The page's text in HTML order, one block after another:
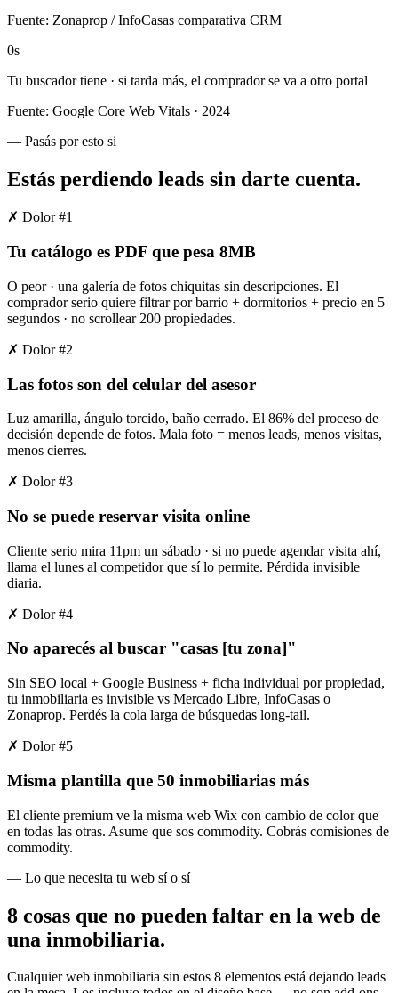
Fuente: Zonaprop / InfoCasas comparativa CRM
0s
Tu buscador tiene · si tarda más, el comprador se va a otro portal
Fuente: Google Core Web Vitals · 2024
— Pasás por esto si
Estás perdiendo leads sin darte cuenta.
✗ Dolor #1
Tu catálogo es PDF que pesa 8MB
O peor · una galería de fotos chiquitas sin descripciones. El
comprador serio quiere filtrar por barrio + dormitorios + precio en 5
segundos · no scrollear 200 propiedades.
✗ Dolor #2
Las fotos son del celular del asesor
Luz amarilla, ángulo torcido, baño cerrado. El 86% del proceso de
decisión depende de fotos. Mala foto = menos leads, menos visitas,
menos cierres.
✗ Dolor #3
No se puede reservar visita online
Cliente serio mira 11pm un sábado · si no puede agendar visita ahí,
llama el lunes al competidor que sí lo permite. Pérdida invisible
diaria.
✗ Dolor #4
No aparecés al buscar "casas [tu zona]"
Sin SEO local + Google Business + ficha individual por propiedad,
tu inmobiliaria es invisible vs Mercado Libre, InfoCasas o
Zonaprop. Perdés la cola larga de búsquedas long-tail.
✗ Dolor #5
Misma plantilla que 50 inmobiliarias más
El cliente premium ve la misma web Wix con cambio de color que
en todas las otras. Asume que sos commodity. Cobrás comisiones de
commodity.
— Lo que necesita tu web sí o sí
8 cosas que no pueden faltar en la web de
una inmobiliaria.
Cualquier web inmobiliaria sin estos 8 elementos está dejando leads